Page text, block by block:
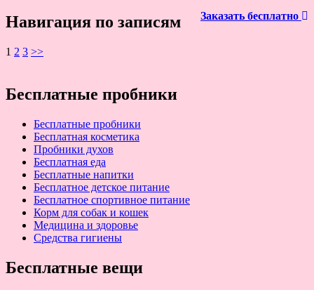
Заказать бесплатно
Навигация по записям
1 2 3 >>
Бесплатные пробники
Бесплатные пробники
Бесплатная косметика
Пробники духов
Бесплатная еда
Бесплатные напитки
Бесплатное детское питание
Бесплатное спортивное питание
Корм для собак и кошек
Медицина и здоровье
Средства гигиены
Бесплатные вещи